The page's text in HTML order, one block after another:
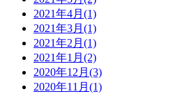
2021年4月(1)
2021年3月(1)
2021年2月(1)
2021年1月(2)
2020年12月(3)
2020年11月(1)